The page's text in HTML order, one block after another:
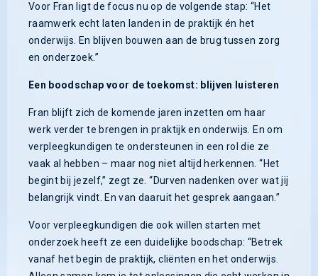
Voor Fran ligt de focus nu op de volgende stap: “Het
raamwerk echt laten landen in de praktijk én het
onderwijs. En blijven bouwen aan de brug tussen zorg
en onderzoek.”
Een boodschap voor de toekomst: blijven luisteren
Fran blijft zich de komende jaren inzetten om haar
werk verder te brengen in praktijk en onderwijs. En om
verpleegkundigen te ondersteunen in een rol die ze
vaak al hebben – maar nog niet altijd herkennen. “Het
begint bij jezelf,” zegt ze. “Durven nadenken over wat jij
belangrijk vindt. En van daaruit het gesprek aangaan.”
Voor verpleegkundigen die ook willen starten met
onderzoek heeft ze een duidelijke boodschap: “Betrek
vanaf het begin de praktijk, cliënten en het onderwijs.